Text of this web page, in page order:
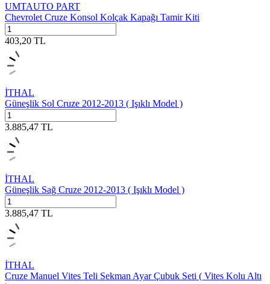
UMTAUTO PART
Chevrolet Cruze Konsol Kolçak Kapağı Tamir Kiti
403,20 TL
İTHAL
Güneşlik Sol Cruze 2012-2013 ( Işıklı Model )
3.885,47 TL
İTHAL
Güneşlik Sağ Cruze 2012-2013 ( Işıklı Model )
3.885,47 TL
İTHAL
Cruze Manuel Vites Teli Sekman Ayar Çubuk Seti ( Vites Kolu Altı